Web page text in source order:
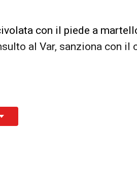
con il piede a
al Var, sanziona con il